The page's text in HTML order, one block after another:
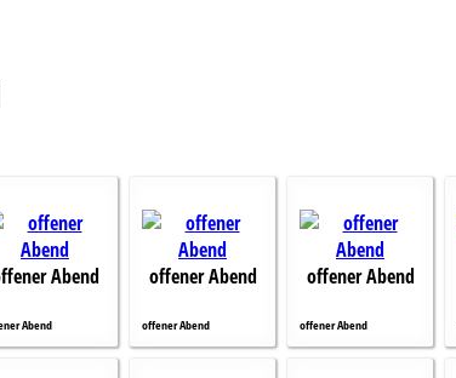
Abend
Abend
offener Abend
offener Abend
offener Abend
offener Abend